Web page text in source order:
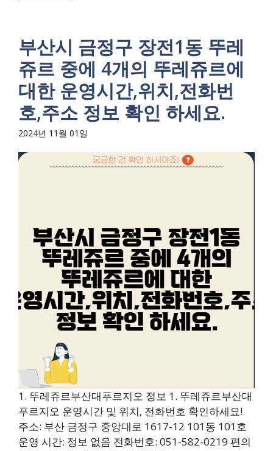
부산시 금정구 장전1동 뚜레
쥬르 중에 4개의 뚜레쥬르에
대한 운영시간,위치,전화번
호,주소 정보 확인 하세요.
2024년 11월 01일
1. 뚜레쥬르부산대푸르지오 정보 1. 뚜레쥬르부산대
푸르지오 운영시간 및 위치, 전화번호 확인하세요!
주소: 부산 금정구 중앙대로 1617-12 101동 101호
운영 시간: 정보 없음 전화번호: 051-582-0219 편의